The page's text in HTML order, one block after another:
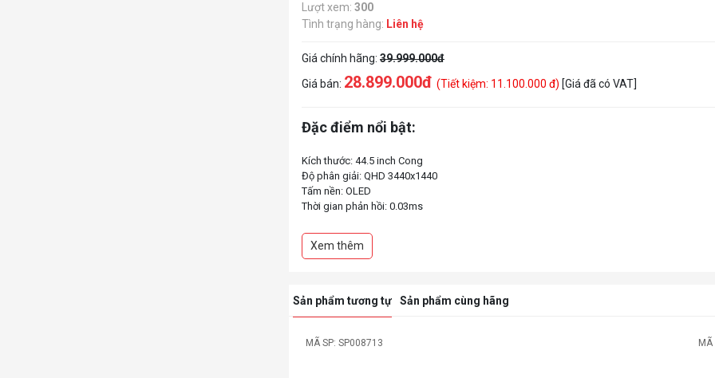
Lượt xem: 300
Tình trạng hàng: Liên hệ
Giá chính hãng: 39.999.000đ
Giá bán: 28.899.000đ (Tiết kiệm: 11.100.000 đ) [Giá đã có VAT]
Đặc điểm nổi bật:
Kích thước: 44.5 inch Cong
Độ phân giải: QHD 3440x1440
Tấm nền: OLED
Thời gian phản hồi: 0.03ms
Dải màu: 1.07 tỉ màu
Tỉ lệ tương phản: 1.500.000:1
Xem thêm
Sản phẩm tương tự Sản phẩm cùng hãng
MÃ SP: 0 MÃ SP: